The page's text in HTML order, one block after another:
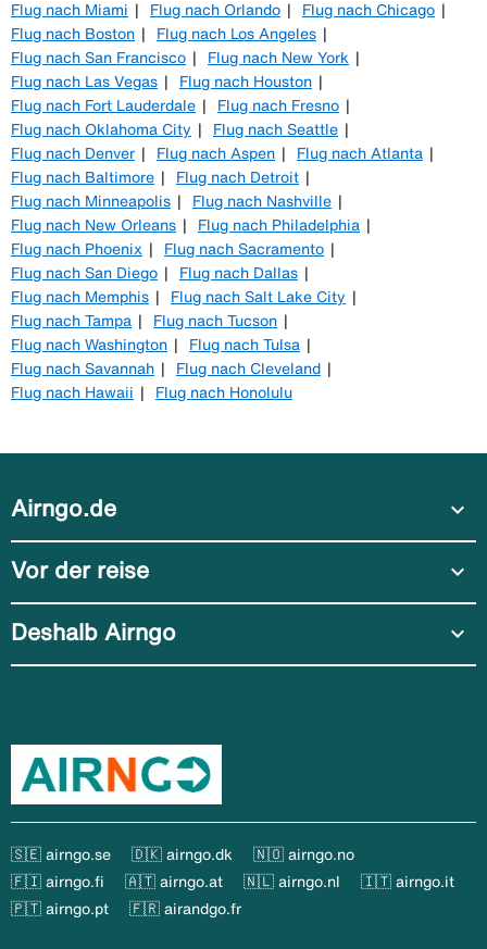
Flug nach Miami Flug nach Orlando
Flug nach Chicago
Flug nach Boston
Flug nach Los Angeles
Flug nach San Francisco
Flug nach New York
Flug nach Las Vegas
Flug nach Houston
Flug nach Fort Lauderdale
Flug nach Fresno
Flug nach Oklahoma City
Flug nach Seattle
Flug nach Denver
Flug nach Aspen
Flug nach Atlanta
Flug nach Baltimore
Flug nach Detroit
Flug nach Minneapolis
Flug nach Nashville
Flug nach New Orleans
Flug nach Philadelphia
Flug nach Phoenix
Flug nach Sacramento
Flug nach San Diego
Flug nach Dallas
Flug nach Memphis
Flug nach Salt Lake City
Flug nach Tampa
Flug nach Tucson
Flug nach Washington
Flug nach Tulsa
Flug nach Savannah
Flug nach Cleveland
Flug nach Hawaii
Flug nach Honolulu
Airngo.de expand_more
Vor der reise expand_more
Deshalb Airngo expand_more
🇸🇪 airngo.se 🇩🇰 airngo.dk
🇳🇴 airngo.no
🇫🇮 airngo.fi
🇦🇹 airngo.at 🇳🇱 airngo.nl
🇮🇹 airngo.it
🇵🇹 airngo.pt
🇫🇷 airandgo.fr